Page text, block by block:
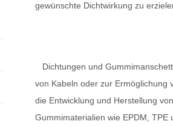
gewünschte Dichtwirkung zu
Dichtungen und
von Kabeln oder zur Ermöglichung
die Entwicklung und Herstellung
Gummimaterialien wie EPDM, TPE